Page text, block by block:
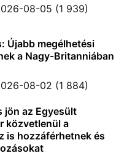
08-05 (1 939)
Újabb megélhetési
a Nagy-Britanniában
08-02 (1 884)
jön az Egyesült
közvetlenül a
is hozzáférhetnek és